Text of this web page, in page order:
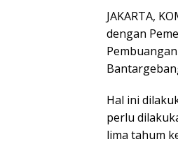
JAKARTA,
dengan
Hal ini
perlu
lima tahum